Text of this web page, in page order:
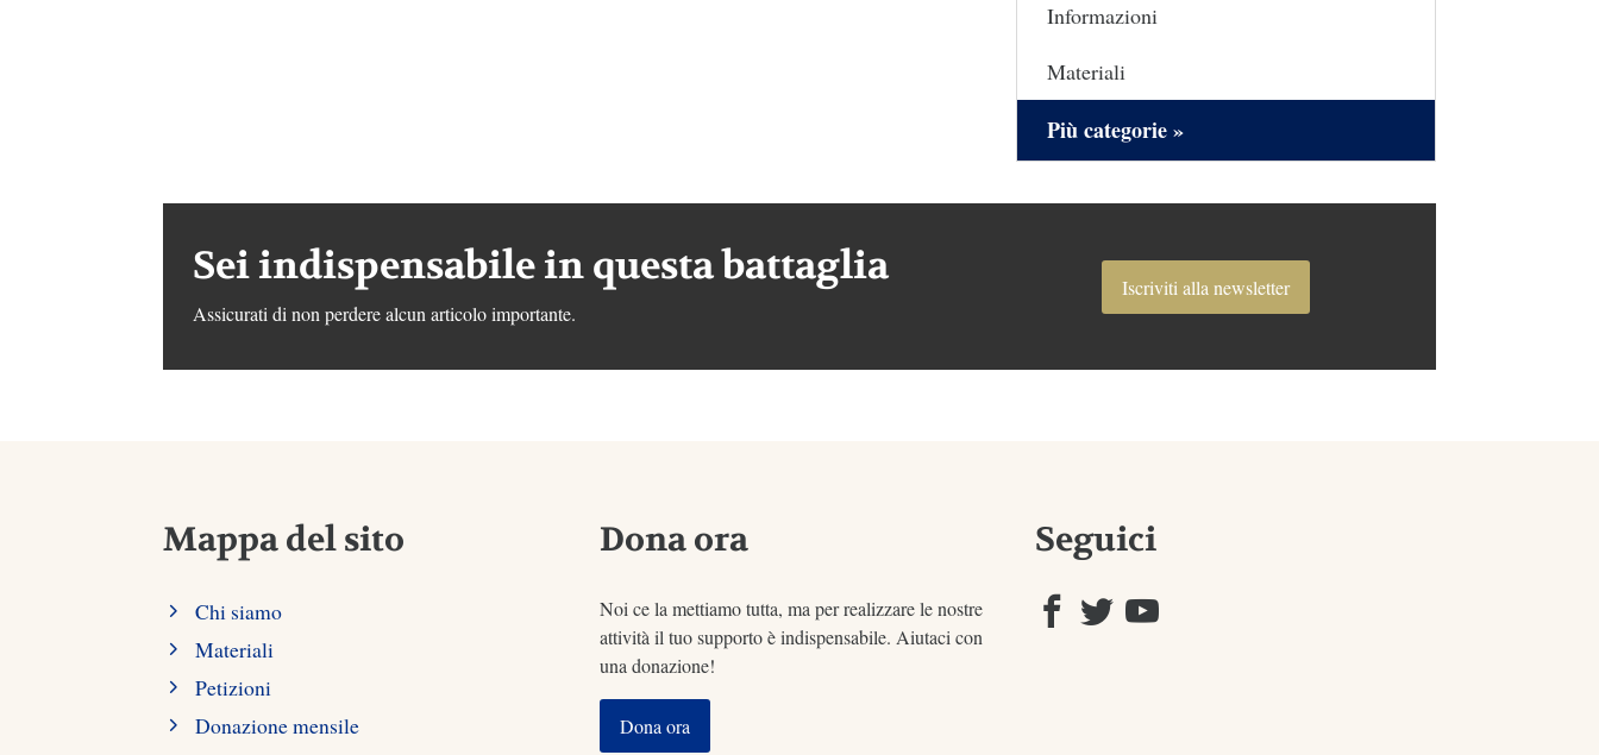
Informazioni
Materiali
Più categorie »
Sei indispensabile in questa battaglia
Assicurati di non perdere alcun articolo importante.
Iscriviti alla newsletter
Mappa del sito
Chi siamo
Materiali
Petizioni
Donazione mensile
Dona ora
Noi ce la mettiamo tutta, ma per realizzare le nostre
attività il tuo supporto è indispensabile. Aiutaci con
una donazione!
Dona ora
Seguici